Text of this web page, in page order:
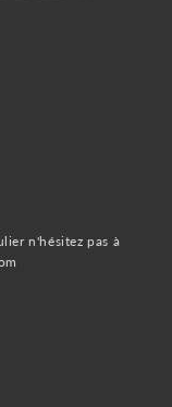
n'hésitez pas à